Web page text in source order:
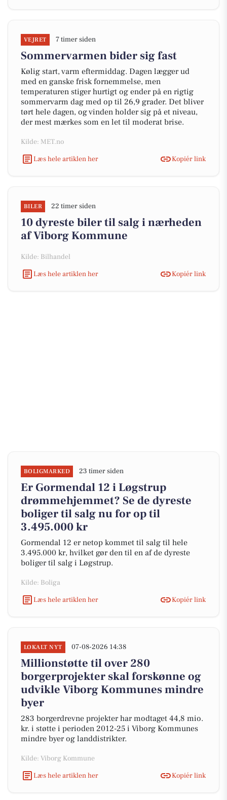
VEJRET 7 timer siden
Sommervarmen bider sig fast
Kølig start, varm eftermiddag. Dagen lægger ud
med en ganske frisk fornemmelse, men
temperaturen stiger hurtigt og ender på en rigtig
sommervarm dag med op til 26,9 grader. Det bliver
tørt hele dagen, og vinden holder sig på et niveau,
der mest mærkes som en let til moderat brise.
Kilde: MET.no
Læs hele artiklen her
Kopiér link
BILER 22 timer siden
10 dyreste biler til salg i nærheden
af Viborg Kommune
Kilde: Bilhandel
Læs hele artiklen her
Kopiér link
BOLIGMARKED 23 timer siden
Er Gormendal 12 i Løgstrup
drømmehjemmet? Se de dyreste
boliger til salg nu for op til
3.495.000 kr
Gormendal 12 er netop kommet til salg til hele
3.495.000 kr, hvilket gør den til en af de dyreste
boliger til salg i Løgstrup.
Kilde: Boliga
Læs hele artiklen her
Kopiér link
LOKALT NYT 07-08-2026 14:38
Millionstøtte til over 280
borgerprojekter skal forskønne og
udvikle Viborg Kommunes mindre
byer
283 borgerdrevne projekter har modtaget 44,8 mio.
kr. i støtte i perioden 2012-25 i Viborg Kommunes
mindre byer og landdistrikter.
Kilde: Viborg Kommune
Læs hele artiklen her
Kopiér link